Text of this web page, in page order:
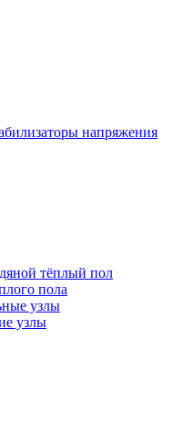
напряжения
тёплый пол
пола
узлы
узлы